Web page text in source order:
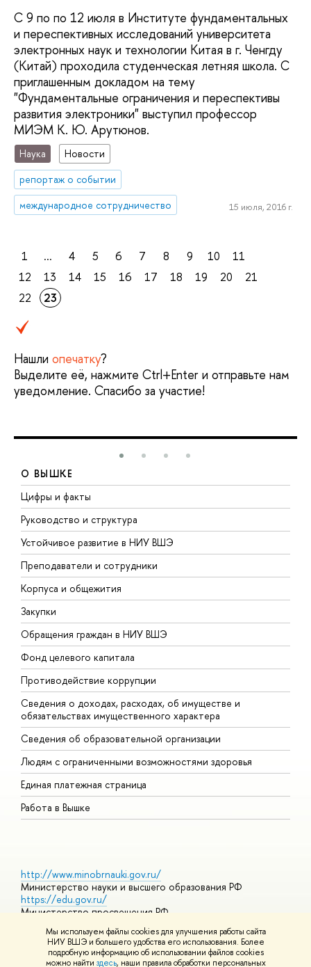
Мы используем файлы cookies для улучшения работы сайта
НИУ ВШЭ и большего удобства его использования. Более
подробную информацию об использовании файлов cookies
можно найти здесь, наши правила обработки персональных
С 9 по по 12 июля в Институте фундаментальных
и переспективных исследований университета
электронных наук и технологии Китая в г. Ченгду
(Китай) проходила студенческая летняя школа. С
приглашенным докладом на тему
"Фундаментальные ограничения и переспективы
развития электроники" выступил профессор
МИЭМ К. Ю. Арутюнов.
Наука
Новости
репортаж о событии
международное сотрудничество
15 июля, 2016 г.
1 ... 4 5 6 7 8 9 10
11
12
13 14 15 16 17 18 19 20
21
22
23
Нашли опечатку?
Выделите её, нажмите Ctrl+Enter и отправьте нам
уведомление. Спасибо за участие!
О ВЫШКЕ
Цифры и факты
Руководство и структура
Устойчивое развитие в НИУ ВШЭ
Преподаватели и сотрудники
Корпуса и общежития
Закупки
Обращения граждан в НИУ ВШЭ
Фонд целевого капитала
Противодействие коррупции
Сведения о доходах, расходах, об имуществе и
обязательствах имущественного характера
Сведения об образовательной организации
Людям с ограниченными возможностями здоровья
Единая платежная страница
Работа в Вышке
http://www.minobrnauki.gov.ru/
Министерство науки и высшего образования РФ
https://edu.gov.ru/
Министерство просвещения РФ
https://elearning.hse.ru/mooc
Массовые открытые онлайн-курсы